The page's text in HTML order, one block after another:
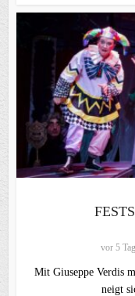
vor 5
Mit Giuseppe Verdis
neigt